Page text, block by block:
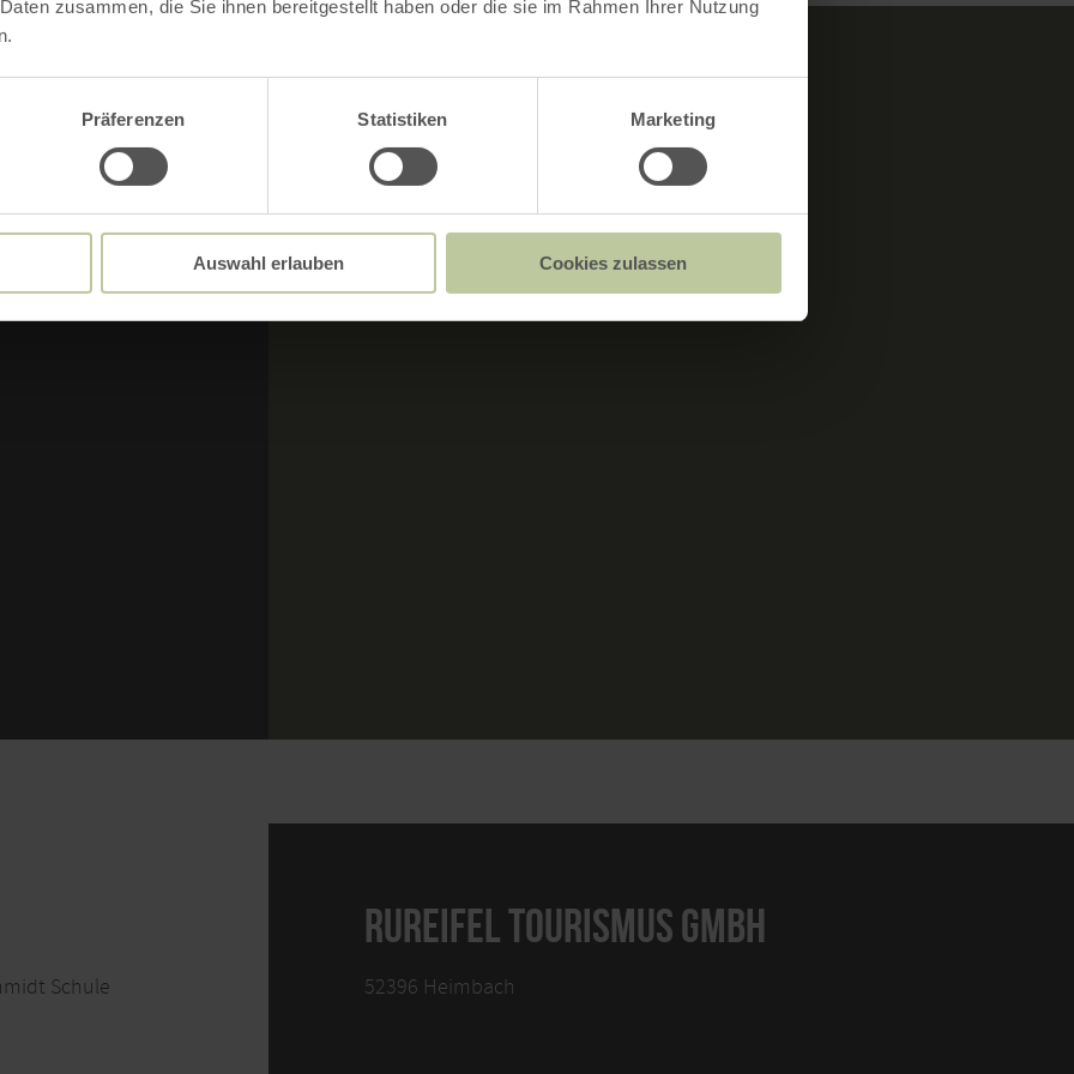
zusammen, die Sie ihnen bereitgestellt haben oder die sie im Rahmen Ihrer Nutzung
Präferenzen Statistiken Marketing
Auswahl erlauben Cookies zulassen
52385 NIDEGGEN-
NIDEGGEN-
MERKMALE:
RUNDTOUR
Schule
RUREIFEL TOURISMUS GMBH
52396 Heimbach